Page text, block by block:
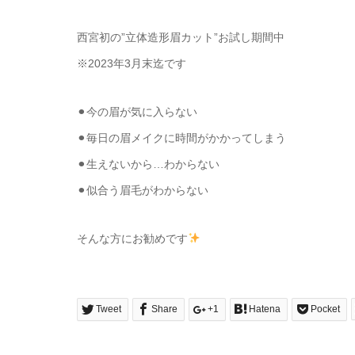
西宮初の”立体造形眉カット”お試し期間中
※2023年3月末迄です
⚫︎今の眉が気に入らない
⚫︎毎日の眉メイクに時間がかかってしまう
⚫︎生えないから…わからない
⚫︎似合う眉毛がわからない
そんな方にお勧めです
Tweet Share +1 Hatena Pocket